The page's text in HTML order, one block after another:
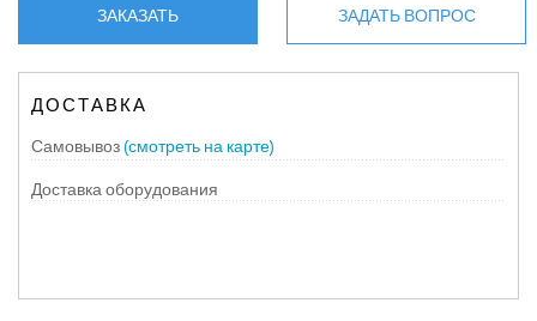
ЗАКАЗАТЬ ЗАДАТЬ ВОПРОС
ДОСТАВКА
Самовывоз(смотреть на карте)
Доставка оборудования